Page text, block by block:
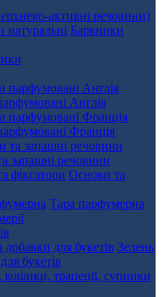
активні речовини)
Барвники
Англія
Франція
запашні речовини
Основи та
Тара парфумерна
Зелень
букетів